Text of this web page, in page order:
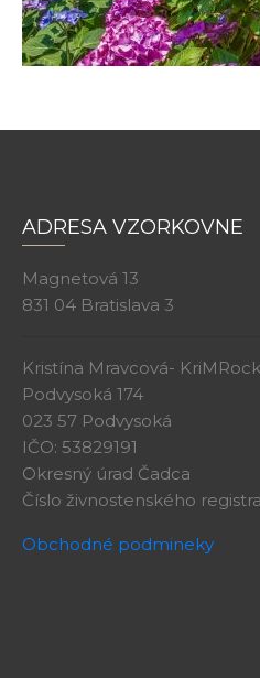
ADRESA VZORKOVNE
Magnetová 13
831 04 Bratislava 3
Kristína Mravcová- KriMRock
Podvysoká 174
023 57 Podvysoká
IČO: 53829191
Okresný úrad Čadca
Číslo živnostenského
Obchodné podmineky